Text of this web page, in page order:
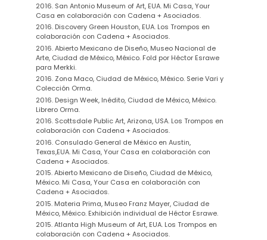
2016. San Antonio Museum of Art, EUA. Mi Casa, Your
Casa en colaboración con Cadena + Asociados.
2016. Discovery Green Houston, EUA. Los Trompos en
colaboración con Cadena + Asociados.
2016. Abierto Mexicano de Diseño, Museo Nacional de
Arte, Ciudad de México, México. Fold por Héctor Esrawe
para Merkki.
2016. Zona Maco, Ciudad de México, México. Serie Vari y
Colección Orma.
2016. Design Week, Inédito, Ciudad de México, México.
Librero Orma.
2016. Scottsdale Public Art, Arizona, USA. Los Trompos en
colaboración con Cadena + Asociados.
2016. Consulado General de México en Austin,
Texas,EUA. Mi Casa, Your Casa en colaboración con
Cadena + Asociados.
2015. Abierto Mexicano de Diseño, Ciudad de México,
México. Mi Casa, Your Casa en colaboración con
Cadena + Asociados.
2015. Materia Prima, Museo Franz Mayer, Ciudad de
México, México. Exhibición individual de Héctor Esrawe.
2015. Atlanta High Museum of Art, EUA. Los Trompos en
colaboración con Cadena + Asociados.